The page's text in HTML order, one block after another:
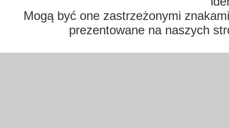
Mogą być one zastrzeżonymi
prezentowane na naszych